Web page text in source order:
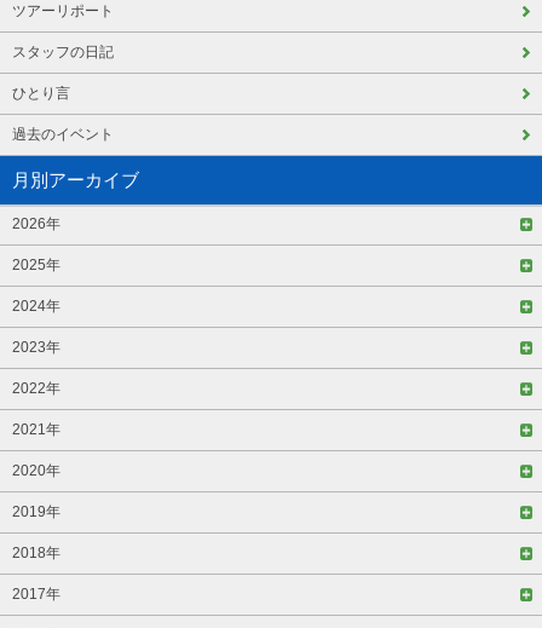
ツアーリポート
スタッフの日記
ひとり言
過去のイベント
月別アーカイブ
2026年
2025年
2024年
2023年
2022年
2021年
2020年
2019年
2018年
2017年